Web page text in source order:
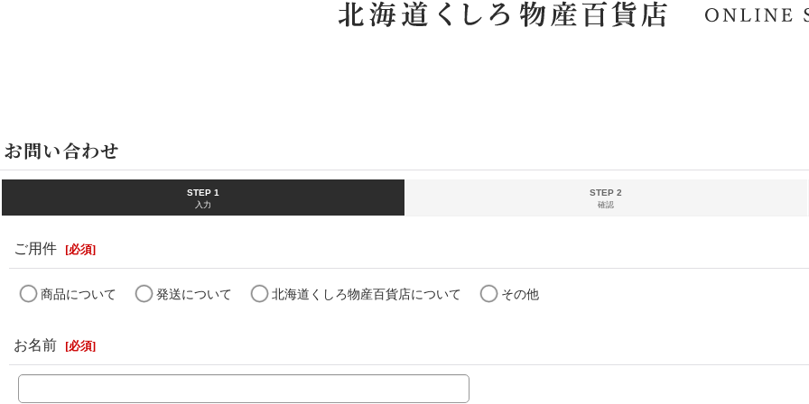
お問い合わせ
STEP 1
入力
STEP 2
確認
ご用件 [必須]
商品について 発送について 北海道くしろ物産百貨店について その他
お名前 [必須]